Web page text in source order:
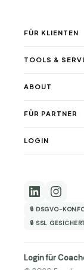
FÜR KLIENTEN
TOOLS &
ABOUT
FÜR PARTNER
LOGIN
🔒 DSGVO-
🔒 SSL
Login für